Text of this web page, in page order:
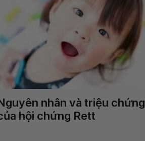
nhân và triệu chứng
hội chứng Rett